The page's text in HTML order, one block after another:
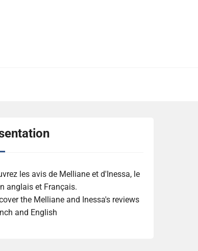
les avis de Melliane et d'Inessa, le
anglais et Français.
the Melliane and Inessa's reviews
and English